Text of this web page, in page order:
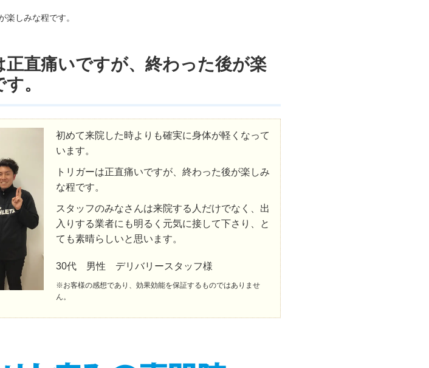
しみな程です。
正直痛いですが、終わった後が楽
。
初めて来院した時よりも確実に身体が軽くなって
います。
トリガーは正直痛いですが、終わった後が楽しみ
な程です。
スタッフのみなさんは来院する人だけでなく、出
入りする業者にも明るく元気に接して下さり、と
ても素晴らしいと思います。
30代 男性 デリバリースタッフ様
※お客様の感想であり、効果効能を保証するものではありませ
ん。